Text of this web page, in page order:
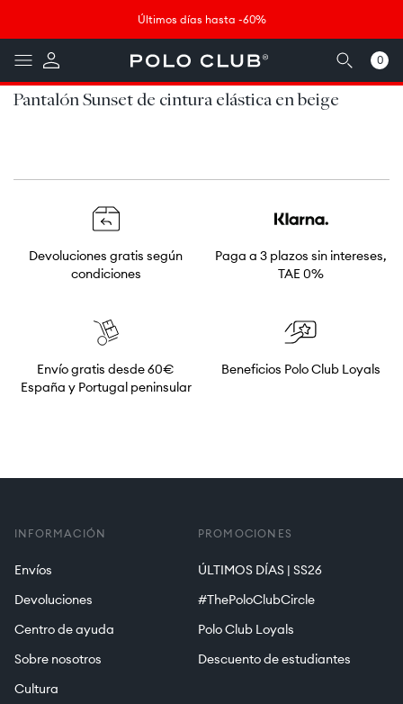
Saltar al contenido
Saltar al pie de página
Abrir widget de accesibilidad
Últimos días hasta -60%
0
artículos
Pantalón Sunset de cintura elástica en beige
Devoluciones gratis según
condiciones
Paga a 3 plazos sin intereses,
TAE 0%
Envío gratis desde 60€
España y Portugal peninsular
Beneficios Polo Club Loyals
INFORMACIÓN
Envíos
Devoluciones
Centro de ayuda
Sobre nosotros
Cultura
PROMOCIONES
ÚLTIMOS DÍAS | SS26
#ThePoloClubCircle
Polo Club Loyals
Descuento de estudiantes